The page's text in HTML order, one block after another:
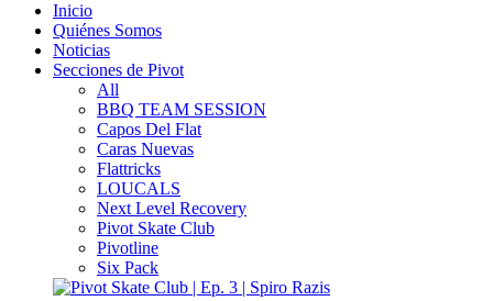
Inicio
Quiénes Somos
Noticias
Secciones de Pivot
All
BBQ TEAM SESSION
Capos Del Flat
Caras Nuevas
Flattricks
LOUCALS
Next Level Recovery
Pivot Skate Club
Pivotline
Six Pack